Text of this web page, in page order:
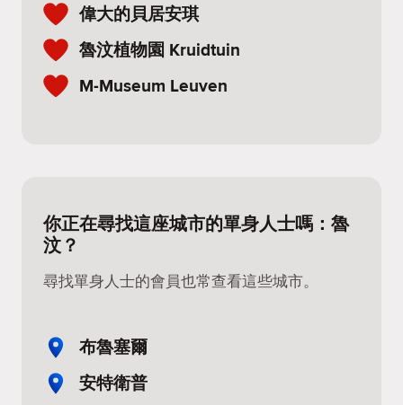
偉大的貝居安琪
魯汶植物園 Kruidtuin
M-Museum Leuven
你正在尋找這座城市的單身人士嗎：魯
汶？
尋找單身人士的會員也常查看這些城市。
布魯塞爾
安特衛普